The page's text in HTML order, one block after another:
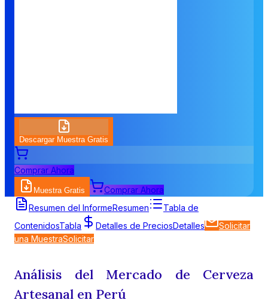
Descargar Muestra Gratis
Comprar Ahora
Muestra Gratis
Comprar Ahora
Resumen del InformeResumen
Tabla de
ContenidosTabla Detalles de PreciosDetalles
Solicitar
una MuestraSolicitar
Análisis del Mercado de Cerveza
Artesanal en Perú